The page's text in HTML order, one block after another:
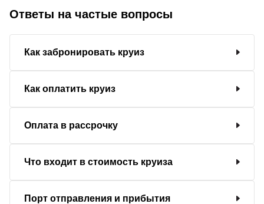
Ответы на частые вопросы
Как забронировать круиз
Как оплатить круиз
Оплата в рассрочку
Что входит в стоимость круиза
Порт отправления и прибытия